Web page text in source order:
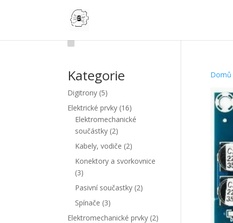
Domů
Kategorie
Digitrony 55
produktů
Elektrické prvky 1616
produktů
Elektromechanické
součástky 22
produkty
Kabely, vodiče 22
produkty
Konektory a svorkovnice
33
produkty
Pasivní součastky 22
Spínače 33
produkty
Elektromechanické prvky 22